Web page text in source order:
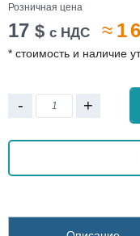
Розничная цена
17 $ с НДС ≈ 1
* стоимость и наличие
- +